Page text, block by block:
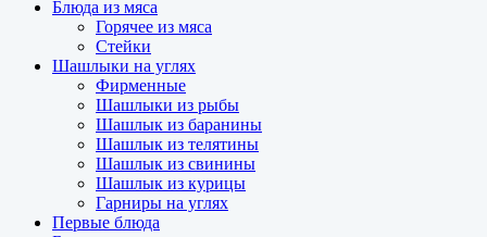
Блюда из мяса
Горячее из мяса
Стейки
Шашлыки на углях
Фирменные
Шашлыки из рыбы
Шашлык из баранины
Шашлык из телятины
Шашлык из свинины
Шашлык из курицы
Гарниры на углях
Первые блюда